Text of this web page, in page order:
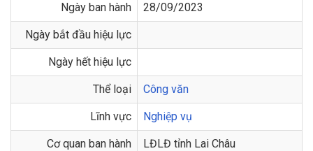
Ngày ban hành 28/09/2023
Ngày bắt đầu hiệu lực
Ngày hết hiệu lực
Thể loại Công văn
Lĩnh vực Nghiệp vụ
Cơ quan ban hành LĐLĐ tỉnh Lai Châu